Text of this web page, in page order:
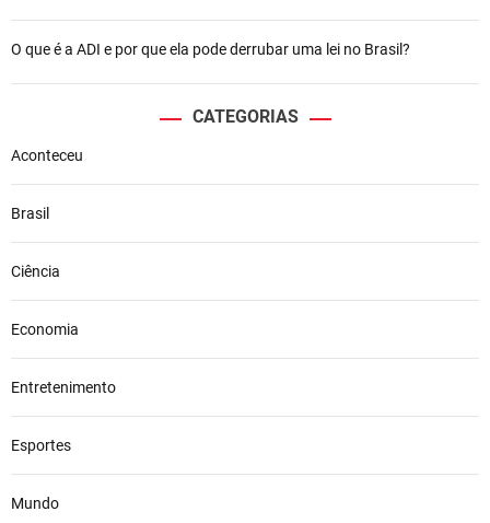
O que é a ADI e por que ela pode derrubar uma lei no Brasil?
CATEGORIAS
Aconteceu
Brasil
Ciência
Economia
Entretenimento
Esportes
Mundo